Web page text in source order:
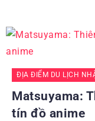
ĐỊA ĐIỂM DU LỊCH
Matsuyama:
tín đồ anime